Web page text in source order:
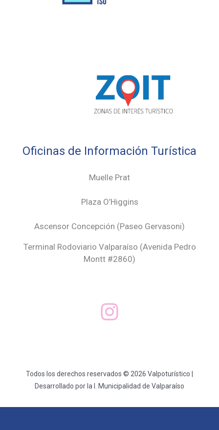
Oficinas de Información Turística
Muelle Prat
Plaza O’Higgins
Ascensor Concepción (Paseo Gervasoni)
Terminal Rodoviario Valparaíso (Avenida Pedro
Montt #2860)
Todos los derechos reservados © 2026 Valpoturístico |
Desarrollado por la I. Municipalidad de Valparaíso